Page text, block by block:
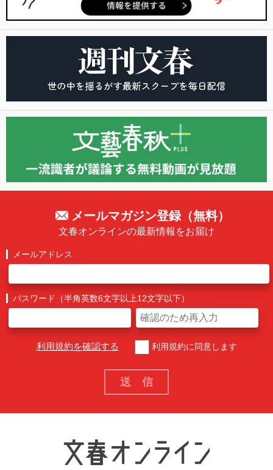
メールマガジン登録（無料）
文春オンラインの最新情報をお届け
メールアドレス
パスワード（半角英数6文字以上12文字以下）
利用規約を確認する 利用規約に同意します